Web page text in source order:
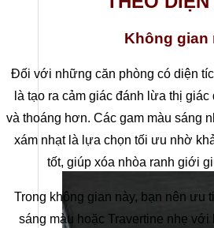
Không gian
Đối với những căn phòng có diện
là tạo ra cảm giác đánh lừa thị
và thoáng hơn. Các gam màu sáng
xám nhạt là lựa chọn tối ưu nhờ
tốt, giúp xóa nhòa ranh giới
Trong không gian này, bạn nên ưu
sáng màu hoặc Travertine nhẹ với